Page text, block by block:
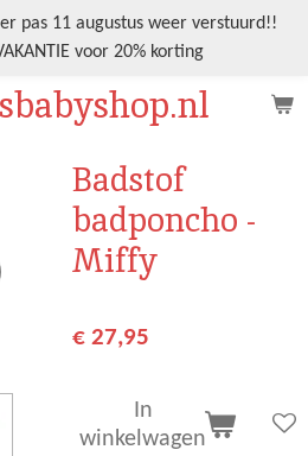
pas 11 augustus weer verstuurd!!
voor 20% korting
Badstof
badponcho -
Miffy
€ 27,95
In
winkelwagen